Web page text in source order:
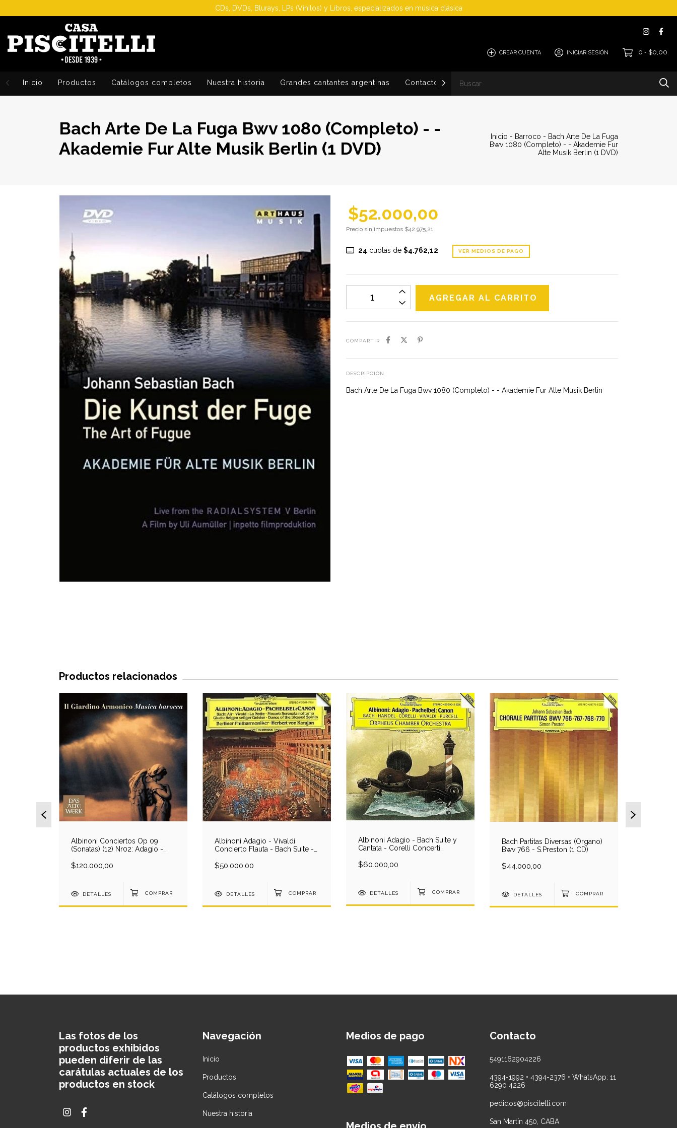
CDs, DVDs, Blurays, LPs (Vinilos) y Libros, especializados en música clásica
CREAR CUENTA INICIAR SESIÓN 0 - $0,00
Inicio Productos Catálogos completos Nuestra historia Grandes cantantes argentinas Contacto Cómo Comprar
Bach Arte De La Fuga Bwv 1080 (Completo) - -
Akademie Fur Alte Musik Berlin (1 DVD)
Inicio - Barroco - Bach Arte De La Fuga
Bwv 1080 (Completo) - - Akademie Fur
Alte Musik Berlin (1 DVD)
$52.000,00
Precio sin impuestos $42.975,21
24 cuotas de $4.762,12 VER MEDIOS DE PAGO
COMPARTIR
DESCRIPCIÓN
Bach Arte De La Fuga Bwv 1080 (Completo) - - Akademie Fur Alte Musik Berlin
Productos relacionados
Albinoni Conciertos Op 09
(Sonatas) (12) Nr02: Adagio -
Armonico/Antonini (2 LP)
$120.000,00
DETALLES
Albinoni Adagio - Vivaldi
Concierto Flauta - Bach Suite -
- Pachelbel Canon - Berlin
$50.000,00
DETALLES
Albinoni Adagio - Bach Suite y
Cantata - Corelli Concerti
Canon - Purcell- Orpheus
$60.000,00
DETALLES
Bach Partitas Diversas (Organo)
Bwv 766 - S.Preston (1 CD)
$44.000,00
DETALLES
Las fotos de los
productos exhibidos
pueden diferir de las
carátulas actuales de los
productos en stock
Navegación
Inicio
Productos
Catálogos completos
Nuestra historia
Medios de pago Contacto
5491162904226
4394-1992 • 4394-2376 • WhatsApp: 11
6290 4226
pedidos@piscitelli.com
San Martín 450, CABA